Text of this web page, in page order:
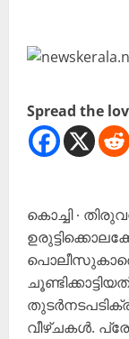
Spread the
കൊച്ചി ∙
വീഴ്ചകൾ.